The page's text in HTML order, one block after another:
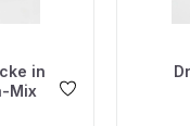
in
Mix